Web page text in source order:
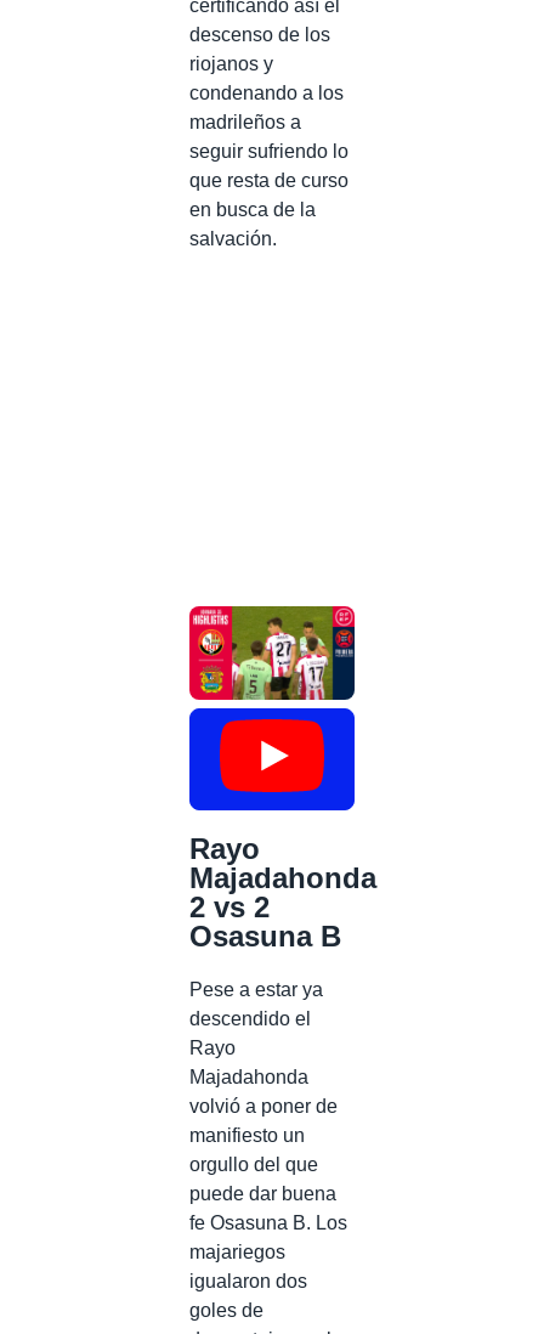
certificando así el
descenso de los
riojanos y
condenando a los
madrileños a
seguir sufriendo lo
que resta de curso
en busca de la
salvación.
Rayo
Majadahonda
2 vs 2
Osasuna B
Pese a estar ya
descendido el
Rayo
Majadahonda
volvió a poner de
manifiesto un
orgullo del que
puede dar buena
fe Osasuna B. Los
majariegos
igualaron dos
goles de